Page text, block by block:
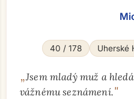
40 / 178 Uherské
„Jsem mladý muž a
vážnému seznámení."